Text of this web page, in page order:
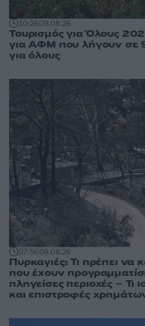
10:2609.08.26
Τουρισμός για Όλους
για ΑΦΜ που λήγουν σε
για όλους
07:5609.08.26
Πυρκαγιές: Τι πρέπει να
που έχουν
πληγείσες περιοχές – Τι
και επιστροφές